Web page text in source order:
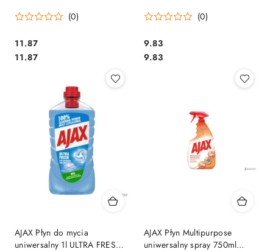
(0)
Cena:
11.87
Cena:
11.87
(0)
Cena:
9.83
Cena:
9.83
AJAX Płyn do mycia
uniwersalny 1l ULTRA FRESH
AJAX Płyn Multipurpose
uniwersalny spray 750ml